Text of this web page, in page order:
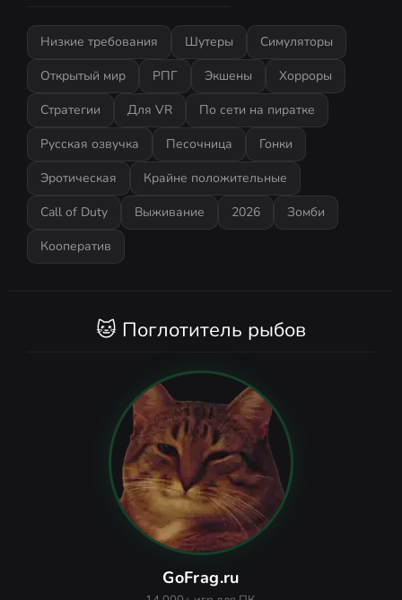
Низкие требования Шутеры
Симуляторы
Открытый мир
РПГ Экшены
Хорроры
Стратегии
Для VR
По сети на пиратке
Русская озвучка
Песочница
Гонки
Эротическая
Крайне положительные
Call of Duty
Выживание 2026
Зомби
Кооператив
🐱 Поглотитель рыбов
GoFrag.ru